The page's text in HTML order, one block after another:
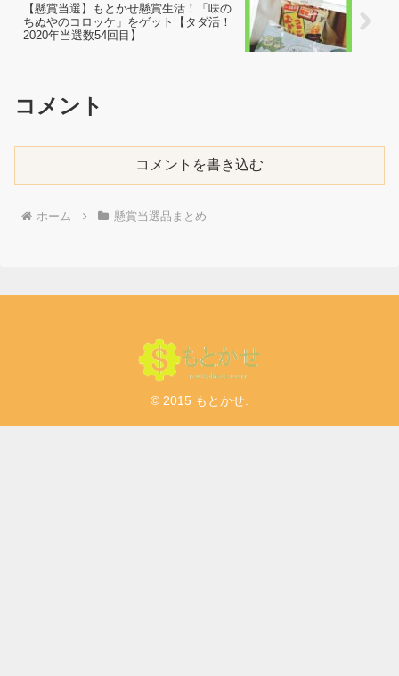
【懸賞当選】もとかせ懸賞生活！「味の
ちぬやのコロッケ」をゲット【タダ活！
2020年当選数54回目】
コメント
コメントを書き込む
ホーム 懸賞当選品まとめ
© 2015 もとかせ.